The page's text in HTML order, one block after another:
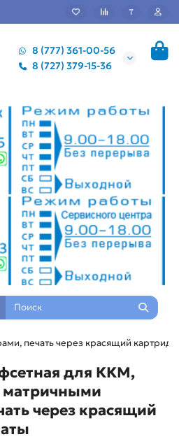
₸
8 (777) 361-00-56
8 (727) 379-15-36
печать через красящий картридж
для ККМ,
через красящий